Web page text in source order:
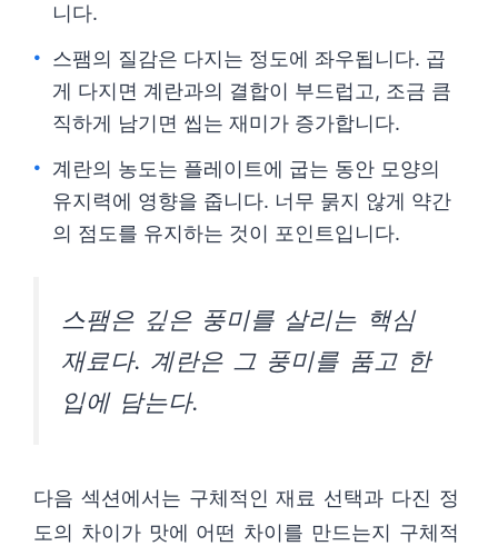
니다.
스팸의 질감은 다지는 정도에 좌우됩니다. 곱
게 다지면 계란과의 결합이 부드럽고, 조금 큼
직하게 남기면 씹는 재미가 증가합니다.
계란의 농도는 플레이트에 굽는 동안 모양의
유지력에 영향을 줍니다. 너무 묽지 않게 약간
의 점도를 유지하는 것이 포인트입니다.
스팸은 깊은 풍미를 살리는 핵심
재료다. 계란은 그 풍미를 품고 한
입에 담는다.
다음 섹션에서는 구체적인 재료 선택과 다진 정
도의 차이가 맛에 어떤 차이를 만드는지 구체적